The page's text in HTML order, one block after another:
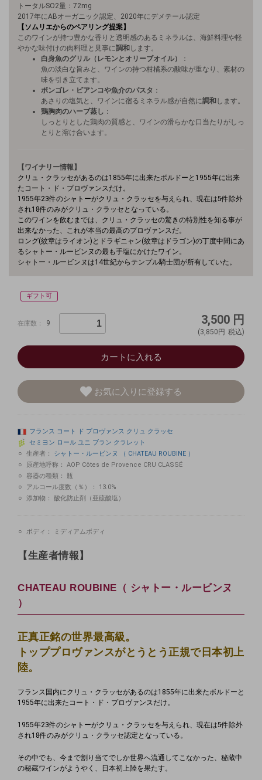
トータルSO2量：72mg
2017年にABオーガニック認定、2020年にデメテール認定
【ソムリエからのペアリング提案】
このワインが持つ豊かな香りと透明感のあるミネラルは、海鮮料理や軽
やかな味付けの肉料理と見事に調和 します。
白身魚のグリル（レモンとオリーブオイル）
：
魚の淡白な旨みと、ワインの持つ柑橘系の酸味が重なり、素材の
味を引き立てます。
ボンゴレ・ビアンコや魚介のパスタ ：
あさりの塩気と、ワインに宿るミネラル感が自然に調和 します。
鶏胸肉のハーブ蒸し ：
しっとりとした鶏肉の質感と、ワインの滑らかな口当たりがしっ
とりと溶け合います。
【ワイナリー情報】
クリュ・クラッセがあるのは1855年に出来たボルドーと1955年に出来
たコート・ド・プロヴァンスだけ。
1955年23件のシャトーがクリュ・クラッセを与えられ、現在は5件除外
され18件のみがクリュ・クラッセとなっている。
このワインを飲むまでは、クリュ・クラッセの驚きの特別性を知る事が
出来なかった、これが本当の最高のプロヴァンスだ。
ロング(紋章はライオン)とドラギニャン(紋章はドラゴン)の丁度中間にあ
るシャトー・ルービンヌの最も手塩にかけたワイン。
シャトー・ルービンヌは14世紀からテンプル騎士団が所有していた。
ギフト可
在庫数： 9 3,500 円
(3,850円 税込)
カートに入れる
お気に入りに登録する
フランス コート ド プロヴァンス クリュ クラッセ
セミヨン ロール ユニ ブラン クラレット
生産者：
シャトー・ルービンヌ （ CHATEAU ROUBINE ）
原産地呼称：
AOP Côtes de Provence CRU CLASSÉ
容器の種類：
瓶
アルコール度数（％）：
13.0%
添加物：
酸化防止剤（亜硫酸塩）
ボディ： ミディアムボディ
【生産者情報】
CHATEAU ROUBINE（ シャトー・ルービンヌ
）
正真正銘の世界最高級。
トッププロヴァンスがとうとう正規で日本初上
陸。
フランス国内にクリュ・クラッセがあるのは1855年に出来たボルドーと
1955年に出来たコート・ド・プロヴァンスだけ。
1955年23件のシャトーがクリュ・クラッセを与えられ、現在は5件除外
され18件のみがクリュ・クラッセ認定となっている。
その中でも、今まで割り当てでしか世界へ流通してこなかった、秘蔵中
の秘蔵ワインがようやく、日本初上陸を果たす。